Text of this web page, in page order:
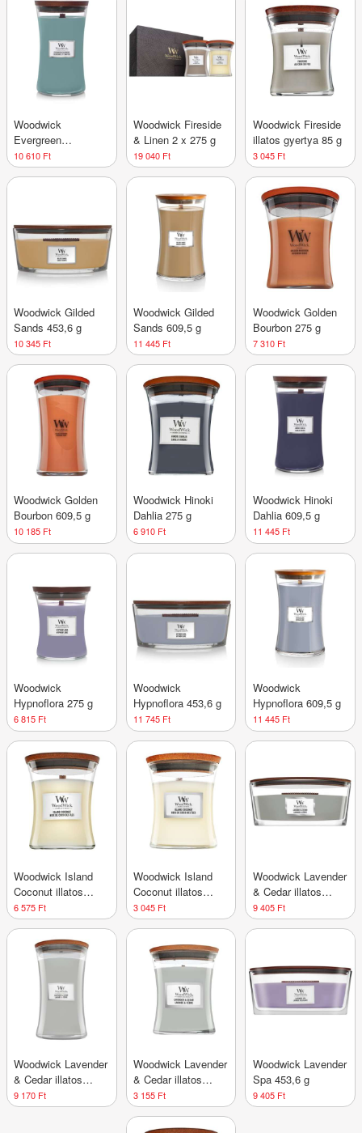
Woodwick
Evergreen
Cashmere 609,5 g
10 610 Ft
Woodwick Fireside
& Linen 2 x 275 g
19 040 Ft
Woodwick Fireside
illatos gyertya 85 g
3 045 Ft
Woodwick Gilded
Sands 453,6 g
10 345 Ft
Woodwick Gilded
Sands 609,5 g
11 445 Ft
Woodwick Golden
Bourbon 275 g
7 310 Ft
Woodwick Golden
Bourbon 609,5 g
10 185 Ft
Woodwick Hinoki
Dahlia 275 g
6 910 Ft
Woodwick Hinoki
Dahlia 609,5 g
11 445 Ft
Woodwick
Hypnoflora 275 g
6 815 Ft
Woodwick
Hypnoflora 453,6 g
11 745 Ft
Woodwick
Hypnoflora 609,5 g
11 445 Ft
Woodwick Island
Coconut illatos
gyertya 275 g
6 575 Ft
Woodwick Island
Coconut illatos
gyertya 85 g
3 045 Ft
Woodwick Lavender
& Cedar illatos
gyertya 453,6 g
9 405 Ft
Woodwick Lavender
& Cedar illatos
gyertya 610 g
9 170 Ft
Woodwick Lavender
& Cedar illatos
gyertya 85 g
3 155 Ft
Woodwick Lavender
Spa 453,6 g
9 405 Ft